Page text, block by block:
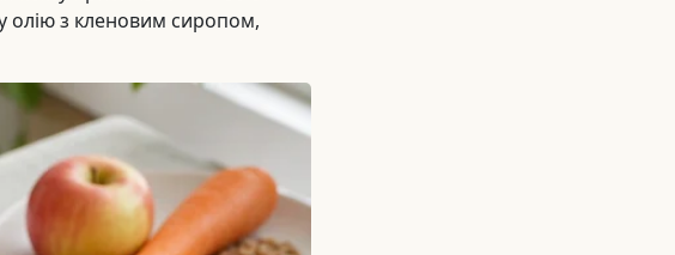
олію з кленовим сиропом,